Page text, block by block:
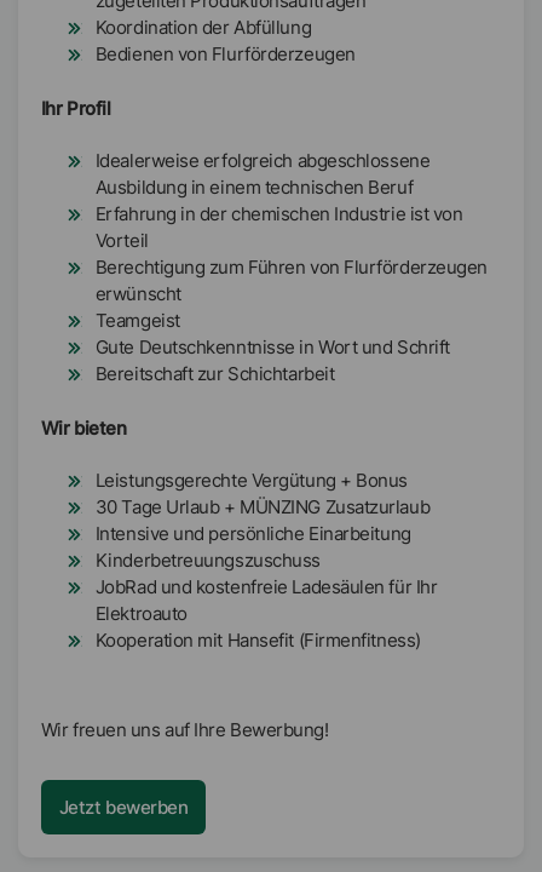
Koordination der Abfüllung
Bedienen von Flurförderzeugen
Ihr Profil
Idealerweise erfolgreich abgeschlossene
Ausbildung in einem technischen Beruf
Erfahrung in der chemischen Industrie ist von
Vorteil
Berechtigung zum Führen von Flurförderzeugen
erwünscht
Teamgeist
Gute Deutschkenntnisse in Wort und Schrift
Bereitschaft zur Schichtarbeit
Wir bieten
Leistungsgerechte Vergütung + Bonus
30 Tage Urlaub + MÜNZING Zusatzurlaub
Intensive und persönliche Einarbeitung
Kinderbetreuungszuschuss
JobRad und kostenfreie Ladesäulen für Ihr
Elektroauto
Kooperation mit Hansefit (Firmenfitness)
Wir freuen uns auf Ihre Bewerbung!
Jetzt bewerben